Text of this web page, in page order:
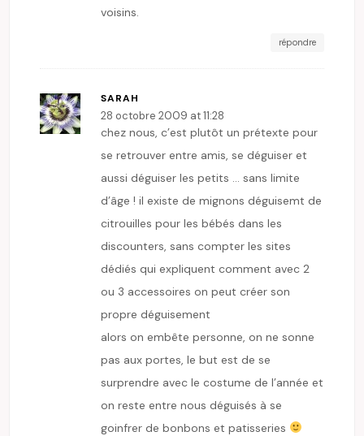
voisins.
répondre
SARAH
28 octobre 2009 at 11:28
chez nous, c’est plutôt un prétexte pour
se retrouver entre amis, se déguiser et
aussi déguiser les petits … sans limite
d’âge ! il existe de mignons déguisemt de
citrouilles pour les bébés dans les
discounters, sans compter les sites
dédiés qui expliquent comment avec 2
ou 3 accessoires on peut créer son
propre déguisement
alors on embête personne, on ne sonne
pas aux portes, le but est de se
surprendre avec le costume de l’année et
on reste entre nous déguisés à se
goinfrer de bonbons et patisseries